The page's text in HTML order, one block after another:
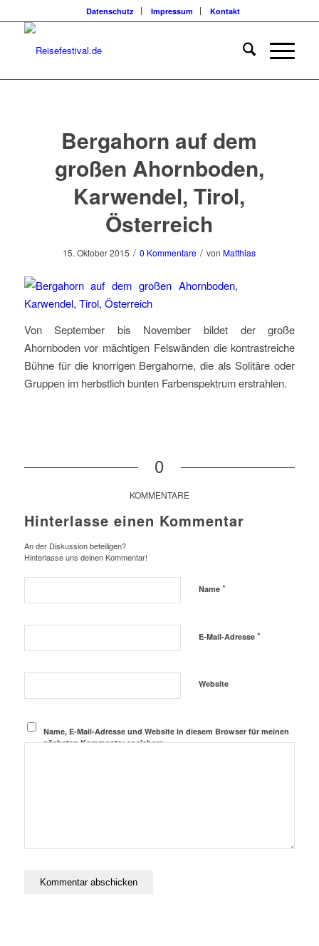
Datenschutz Impressum Kontakt
Bergahorn auf dem
großen Ahornboden,
Karwendel, Tirol,
Österreich
15. Oktober 2015 / 0 Kommentare / von Matthias
Von September bis November bildet der große
Ahornboden vor mächtigen Felswänden die kontrastreiche
Bühne für die knorrigen Bergahorne, die als Solitäre oder
Gruppen im herbstlich bunten Farbenspektrum erstrahlen.
0
KOMMENTARE
Hinterlasse einen Kommentar
An der Diskussion beteiligen?
Hinterlasse uns deinen Kommentar!
Name *
E-Mail-Adresse *
Website
Name, E-Mail-Adresse und Website in diesem Browser für meinen
nächsten Kommentar speichern.